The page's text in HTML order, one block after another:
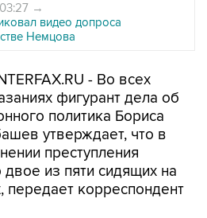
→
видео допроса
Немцова
- Во всех
фигурант дела об
политика Бориса
утверждает, что в
преступления
двое из пяти сидящих на
передает корреспондент